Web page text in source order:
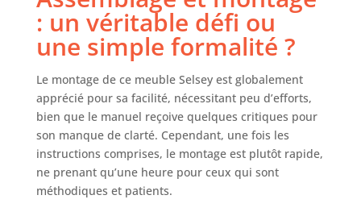
: un véritable défi ou
une simple formalité ?
Le montage de ce meuble Selsey est globalement
apprécié pour sa facilité, nécessitant peu d’efforts,
bien que le manuel reçoive quelques critiques pour
son manque de clarté. Cependant, une fois les
instructions comprises, le montage est plutôt rapide,
ne prenant qu’une heure pour ceux qui sont
méthodiques et patients.